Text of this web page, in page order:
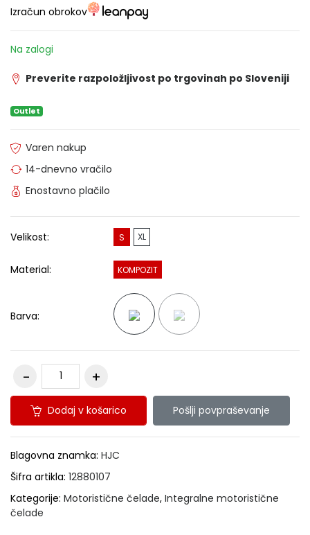
Izračun obrokov
Na zalogi
Preverite razpoložljivost po trgovinah po Sloveniji
Outlet
Varen nakup
14-dnevno vračilo
Enostavno plačilo
Velikost: S XL
Material: KOMPOZIT
Barva:
Dodaj v košarico Pošlji povpraševanje
Blagovna znamka: HJC
Šifra artikla: 12880107
Kategorije: Motoristične čelade, Integralne motoristične
čelade